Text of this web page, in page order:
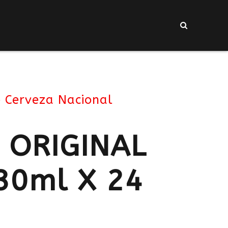
Cerveza Nacional
X 24